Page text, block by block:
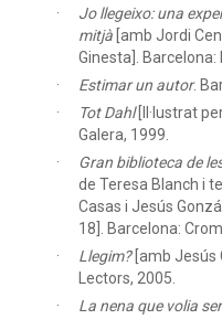
Jo llegeixo: una
mitjà [amb Jordi
Ginesta]. Barcelona:
Estimar un autor.
Tot Dahl
[Il·lustrat
Galera, 1999.
Gran biblioteca de
de Teresa Blanch i
Casas i Jesús
18]. Barcelona:
Llegim? [amb Jesús
Lectors, 2005.
La nena que volia